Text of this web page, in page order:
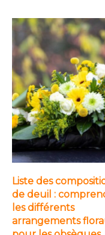
Liste des
de deuil :
les différents
arrangements